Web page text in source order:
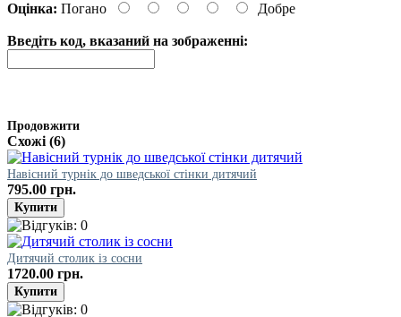
Оцінка: Погано Добре
Введіть код, вказаний на зображенні:
Продовжити
Схожі (6)
Навісний турнік до шведської стінки дитячий
795.00 грн.
Дитячий столик із сосни
1720.00 грн.